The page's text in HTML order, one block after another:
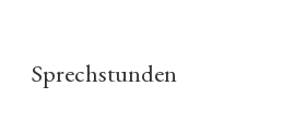
Sprechstunden